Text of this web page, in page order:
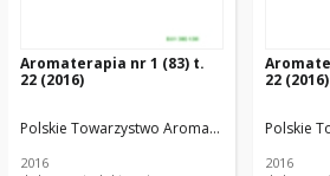
Aromaterapia nr 1 (83) t.
22 (2016)
Polskie Towarzystwo Aromaterapeutyczne
2016
22 (2016)
Polskie
2016